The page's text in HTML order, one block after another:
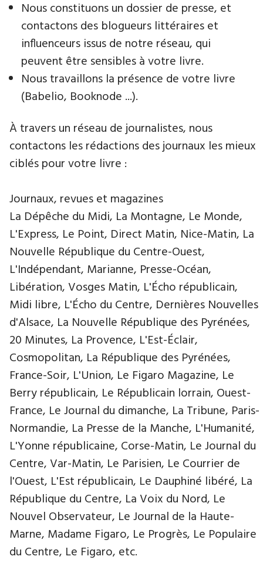
Nous constituons un dossier de presse, et
contactons des blogueurs littéraires et
influenceurs issus de notre réseau, qui
peuvent être sensibles à votre livre.
Nous travaillons la présence de votre livre
(Babelio, Booknode ...).
À travers un réseau de journalistes, nous
contactons les rédactions des journaux les mieux
ciblés pour votre livre :
Journaux, revues et magazines
La Dépêche du Midi, La Montagne, Le Monde,
L'Express, Le Point, Direct Matin, Nice-Matin, La
Nouvelle République du Centre-Ouest,
L'Indépendant, Marianne, Presse-Océan,
Libération, Vosges Matin, L'Écho républicain,
Midi libre, L'Écho du Centre, Dernières Nouvelles
d'Alsace, La Nouvelle République des Pyrénées,
20 Minutes, La Provence, L'Est-Éclair,
Cosmopolitan, La République des Pyrénées,
France-Soir, L'Union, Le Figaro Magazine, Le
Berry républicain, Le Républicain lorrain, Ouest-
France, Le Journal du dimanche, La Tribune, Paris-
Normandie, La Presse de la Manche, L'Humanité,
L'Yonne républicaine, Corse-Matin, Le Journal du
Centre, Var-Matin, Le Parisien, Le Courrier de
l'Ouest, L'Est républicain, Le Dauphiné libéré, La
République du Centre, La Voix du Nord, Le
Nouvel Observateur, Le Journal de la Haute-
Marne, Madame Figaro, Le Progrès, Le Populaire
du Centre, Le Figaro, etc.